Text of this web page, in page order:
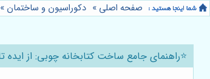
صفحه اصلی » دکوراسیون و ساختمان »
⭐️راهنمای جامع ساخت کتابخانه چوبی: از ایده